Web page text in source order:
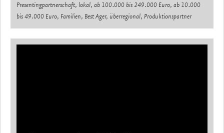
Presentingpartnerschaft, lokal, ab 100.000 bis 249.000 Euro, ab 10.000
bis 49.000 Euro, Familien, Best Ager, überregional, Produktionspartner